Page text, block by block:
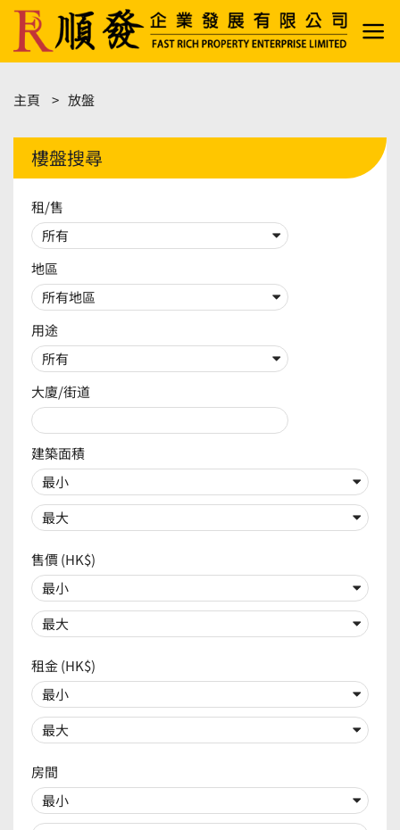
Skip
content
主頁 放盤
樓盤搜尋
租/售
地區
用途
大廈/街道
建築面積
售價 (HK$)
租金 (HK$)
房間